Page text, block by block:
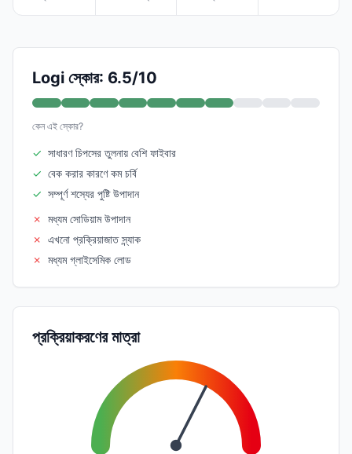
Logi স্কোর: 6.5/10
কেন এই স্কোর?
✓ সাধারণ চিপসের তুলনায় বেশি ফাইবার
✓ বেক করার কারণে কম চর্বি
✓ সম্পূর্ণ শস্যের পুষ্টি উপাদান
✗ মধ্যম সোডিয়াম উপাদান
✗ এখনো প্রক্রিয়াজাত স্ন্যাক
✗ মধ্যম গ্লাইসেমিক লোড
প্রক্রিয়াকরণের মাত্রা